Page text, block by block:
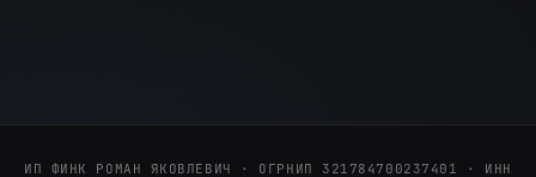
ИП ФИНК РОМАН ЯКОВЛЕВИЧ · ОГРНИП 321784700237401 · ИНН